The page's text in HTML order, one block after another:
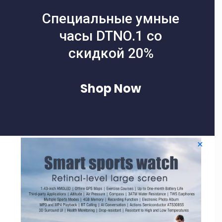
Специальные умные
часы DTNO.1 со
скидкой 20%
Shop Now
-40% СКИДКА
✕